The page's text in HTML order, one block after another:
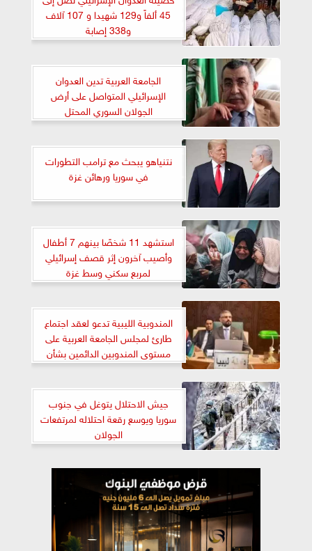
45 ألفاً و129 شهيدا و 107 آلاف
و338 إصابة
الجامعة العربية تدين العدوان
الإسرائيلي المتواصل على أرض
الجولان السوري المحتل
نتنياهو يبحث مع ترامب التطورات
في سوريا ورهائن غزة
استشهد 11 شخصًا بينهم 7 أطفال
وأصيب آخرون إثر قصف إسرائيلي
لمربع سكني وسط غزة
المندوبية الليبية تدعو لعقد اجتماع
طارئ لمجلس الجامعة العربية على
مستوى المندوبين الدائمين بشأن
العدوان الإسرائيلي على سوريا
جيش الاحتلال يتوغل في جنوب
سوريا ويوسع رقعة احتلاله لمرتفعات
الجولان